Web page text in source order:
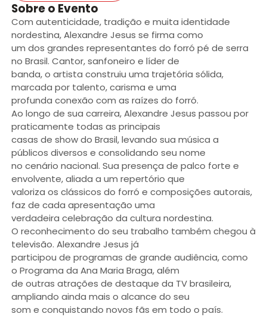
Sobre o Evento
Com autenticidade, tradição e muita identidade
nordestina, Alexandre Jesus se firma como
um dos grandes representantes do forró pé de serra
no Brasil. Cantor, sanfoneiro e líder de
banda, o artista construiu uma trajetória sólida,
marcada por talento, carisma e uma
profunda conexão com as raízes do forró.
Ao longo de sua carreira, Alexandre Jesus passou por
praticamente todas as principais
casas de show do Brasil, levando sua música a
públicos diversos e consolidando seu nome
no cenário nacional. Sua presença de palco forte e
envolvente, aliada a um repertório que
valoriza os clássicos do forró e composições autorais,
faz de cada apresentação uma
verdadeira celebração da cultura nordestina.
O reconhecimento do seu trabalho também chegou à
televisão. Alexandre Jesus já
participou de programas de grande audiência, como
o Programa da Ana Maria Braga, além
de outras atrações de destaque da TV brasileira,
ampliando ainda mais o alcance do seu
som e conquistando novos fãs em todo o país.